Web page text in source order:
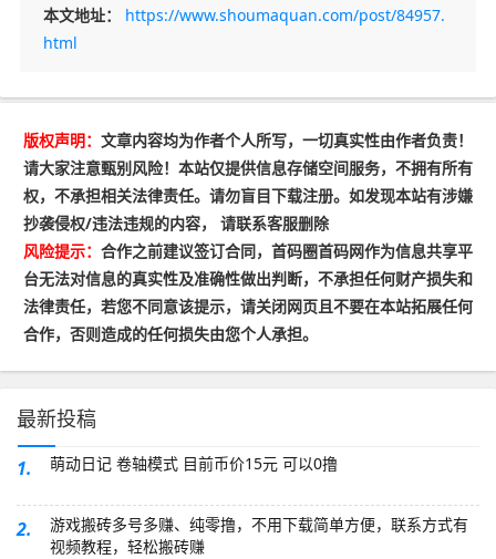
本文地址：
https://www.shoumaquan.com/post/84957.
html
版权声明： 文章内容均为作者个人所写，一切真实性由作者负责！
请大家注意甄别风险！本站仅提供信息存储空间服务，不拥有所有
权，不承担相关法律责任。请勿盲目下载注册。如发现本站有涉嫌
抄袭侵权/违法违规的内容， 请联系客服删除
风险提示： 合作之前建议签订合同，首码圈首码网作为信息共享平
台无法对信息的真实性及准确性做出判断，不承担任何财产损失和
法律责任，若您不同意该提示，请关闭网页且不要在本站拓展任何
合作，否则造成的任何损失由您个人承担。
最新投稿
1. 萌动日记 卷轴模式 目前币价15元 可以0撸
2.
游戏搬砖多号多赚、纯零撸，不用下载简单方便，联系方式有
视频教程，轻松搬砖赚